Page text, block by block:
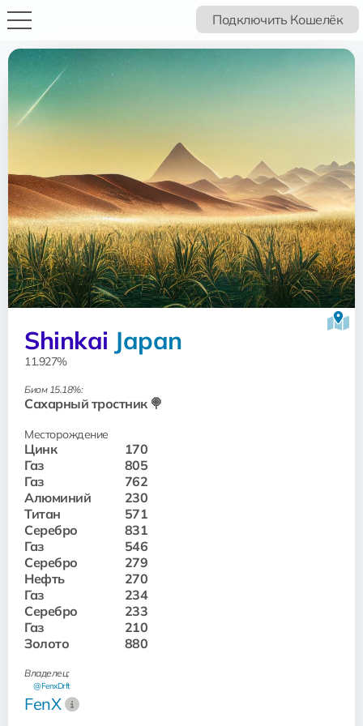
Подключить Кошелёк
Shinkai Japan
11.927%
Биом 15.18%:
Сахарный тростник 🍭
Месторождение
Цинк
170
Газ
805
Газ
762
Алюминий
230
Титан
571
Серебро
831
Газ
546
Серебро
279
Нефть
270
Газ
234
Серебро
233
Газ
210
Золото
880
Владелец:
FenX
@FenxDrft